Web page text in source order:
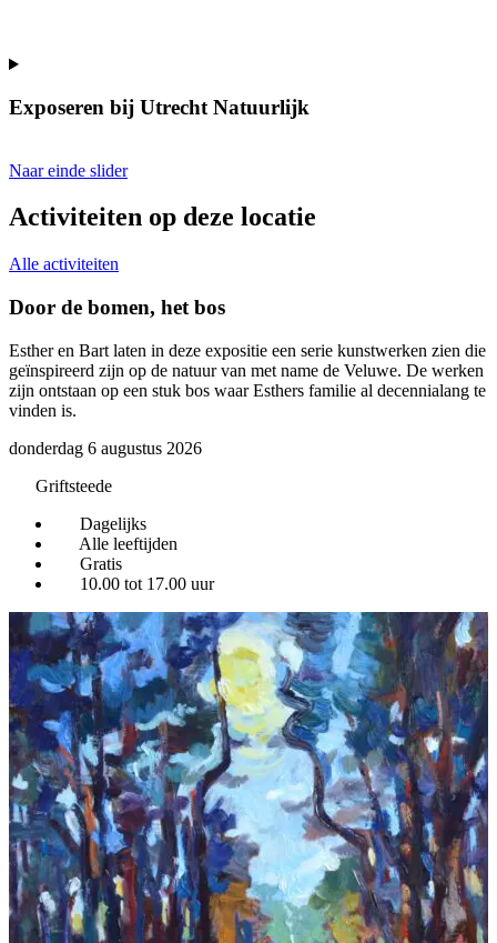
Exposeren bij Utrecht Natuurlijk
Naar einde slider
Activiteiten op deze locatie
Alle activiteiten
Door de bomen, het bos
Esther en Bart laten in deze expositie een serie kunstwerken zien die
geïnspireerd zijn op de natuur van met name de Veluwe. De werken
zijn ontstaan op een stuk bos waar Esthers familie al decennialang te
vinden is.
donderdag 6 augustus 2026
Griftsteede
Dagelijks
Alle leeftijden
Gratis
10.00 tot 17.00 uur